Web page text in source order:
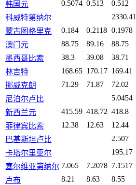
韩国元 0.5074 0.513
0.512
科威特第纳尔
2330.41
蒙古图格里克
0.184 0.2118 0.1978
澳门元
88.75 89.16
88.75
墨西哥比索
38.3 39.08
38.71
林吉特
168.65 170.17 169.41
挪威克朗
71.29 71.87
72.02
尼泊尔卢比
5.0454
新西兰元
415.59 418.72 418.8
菲律宾比索
12.38 12.63
12.44
巴基斯坦卢比
2.507
卡塔尔里亚尔
195.17
塞尔维亚第纳尔 7.065 7.2078 7.1517
卢布
8.21 8.63
8.55